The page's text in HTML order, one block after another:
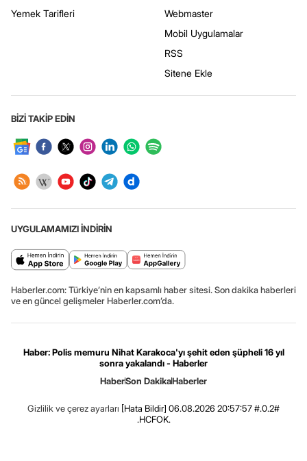
Yemek Tarifleri
Webmaster
Mobil Uygulamalar
RSS
Sitene Ekle
BİZİ TAKİP EDİN
UYGULAMAMIZI İNDİRİN
Haberler.com: Türkiye’nin en kapsamlı haber sitesi. Son dakika haberleri
ve en güncel gelişmeler Haberler.com’da.
Haber: Polis memuru Nihat Karakoca'yı şehit eden şüpheli 16 yıl
sonra yakalandı - Haberler
HaberSon DakikaHaberler
Gizlilik ve çerez ayarları [Hata Bildir] 06.08.2026 20:57:57 #.0.2#
.HCFOK.